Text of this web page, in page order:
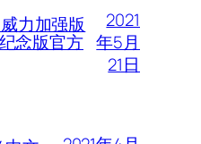
力加强版
念版官方
2021
年5月
21日